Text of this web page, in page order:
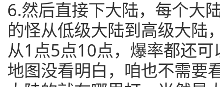
6.然后直接下大陆，每个大
的怪从低级大陆到高级大陆
从1点5点10点，爆率都还
地图没看明白，咱也不需要